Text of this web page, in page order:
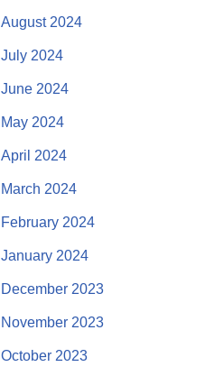
August 2024
July 2024
June 2024
May 2024
April 2024
March 2024
February 2024
January 2024
December 2023
November 2023
October 2023